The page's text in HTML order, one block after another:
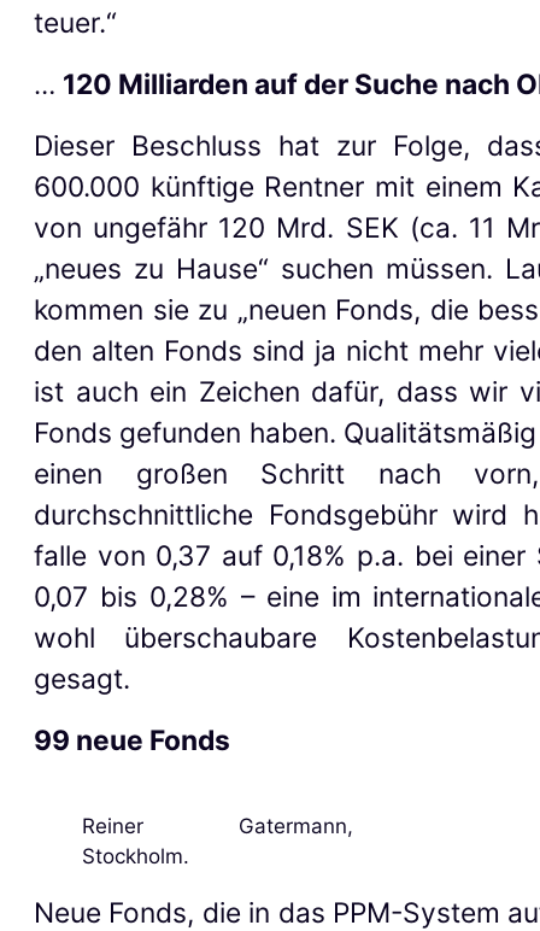
teuer.“
… 120 Milliarden auf der Suche nach
Dieser Beschluss hat zur Folge,
600.000 künftige Rentner mit einem
von ungefähr 120 Mrd. SEK (ca. 11
„neues zu Hause“ suchen müssen.
kommen sie zu „neuen Fonds, die
den alten Fonds sind ja nicht mehr
ist auch ein Zeichen dafür, dass wir
Fonds gefunden haben.
einen großen Schritt nach
durchschnittliche Fondsgebühr wird
falle von 0,37 auf 0,18% p.a. bei einer
0,07 bis 0,28% – eine im
wohl überschaubare
gesagt.
99 neue Fonds
Reiner Gatermann,
Stockholm.
Neue Fonds, die in das PPM-System